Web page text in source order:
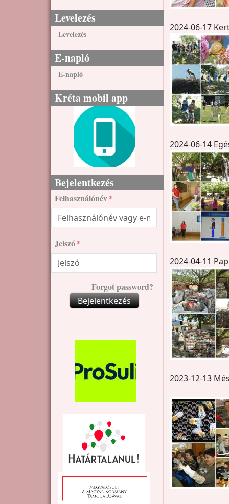
Levelezés
Levelezés
E-napló
E-napló
Kréta mobil app
Bejelentkezés
Felhasználónév
Jelszó
Forgot password?
Bejelentkezés
2024-06-17
2024-06-14
2024-04-11
2023-12-13